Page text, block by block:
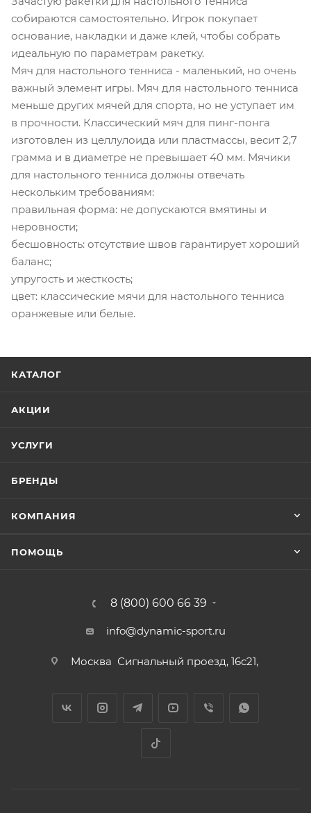
собираются самостоятельно. Игрок покупает
основание, накладки и даже клей, чтобы собрать
идеальную по параметрам ракетку.
Мяч для настольного тенниса - маленький, но очень
важный элемент игры. Мяч для настольного тенниса
меньше других мячей для спорта, но не уступает им
в прочности. Классический мяч для пинг-понга
изготовлен из целлулоида или пластмассы, весит 2,7
грамма и в диаметре не превышает 40 мм. Мячики
для настольного тенниса должны отвечать
нескольким требованиям:
правильная форма: не допускаются вмятины и
неровности;
бесшовность: отсутствие швов гарантирует хороший
баланс;
упругость и жесткость;
цвет: классические мячи для настольного тенниса
оранжевые или белые.
КАТАЛОГ
АКЦИИ
УСЛУГИ
БРЕНДЫ
КОМПАНИЯ
ПОМОЩЬ
8 (800) 600 66 39
info@dynamic-sport.ru
Москва Сигнальный проезд, 16с21,